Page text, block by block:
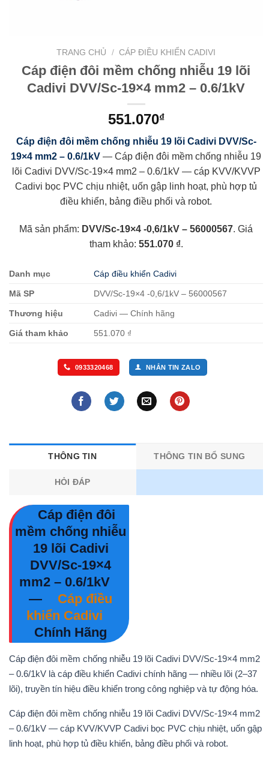
TRANG CHỦ / CÁP ĐIỀU KHIỂN CADIVI
Cáp điện đôi mềm chống nhiễu 19 lõi
Cadivi DVV/Sc-19×4 mm2 – 0.6/1kV
551.070₫
Cáp điện đôi mềm chống nhiễu 19 lõi Cadivi DVV/Sc-
19×4 mm2 – 0.6/1kV — Cáp điện đôi mềm chống nhiễu 19
lõi Cadivi DVV/Sc-19×4 mm2 – 0.6/1kV — cáp KVV/KVVP
Cadivi bọc PVC chịu nhiệt, uốn gập linh hoạt, phù hợp tủ
điều khiển, bảng điều phối và robot.
Mã sản phẩm: DVV/Sc-19×4 -0,6/1kV – 56000567. Giá
tham khảo: 551.070 ₫.
Danh mục Cáp điều khiển Cadivi
Mã SP DVV/Sc-19×4 -0,6/1kV – 56000567
Thương hiệu Cadivi — Chính hãng
Giá tham khảo 551.070 ₫
0933320468 NHẮN TIN ZALO
THÔNG TIN THÔNG TIN BỔ SUNG
HỎI ĐÁP
Cáp điện đôi
mềm chống nhiễu
19 lõi Cadivi
DVV/Sc-19×4
mm2 – 0.6/1kV
—
Cáp điều
khiển Cadivi
Chính Hãng
Cáp điện đôi mềm chống nhiễu 19 lõi Cadivi DVV/Sc-19×4 mm2
– 0.6/1kV là cáp điều khiển Cadivi chính hãng — nhiều lõi (2–37
lõi), truyền tín hiệu điều khiển trong công nghiệp và tự động hóa.
Cáp điện đôi mềm chống nhiễu 19 lõi Cadivi DVV/Sc-19×4 mm2
– 0.6/1kV — cáp KVV/KVVP Cadivi bọc PVC chịu nhiệt, uốn gập
linh hoạt, phù hợp tủ điều khiển, bảng điều phối và robot.